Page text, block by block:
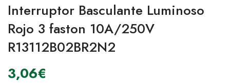
Interruptor Basculante Luminoso
Rojo 3 faston 10A/250V
R13112B02BR2N2
3,06€